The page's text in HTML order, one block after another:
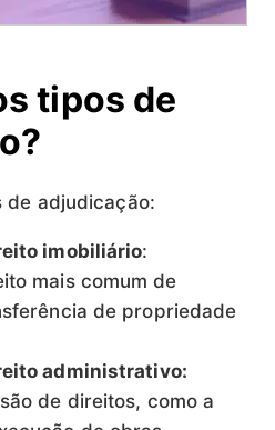
tipos de
de adjudicação:
imobiliário:
mais comum de
de propriedade
administrativo:
de direitos, como a